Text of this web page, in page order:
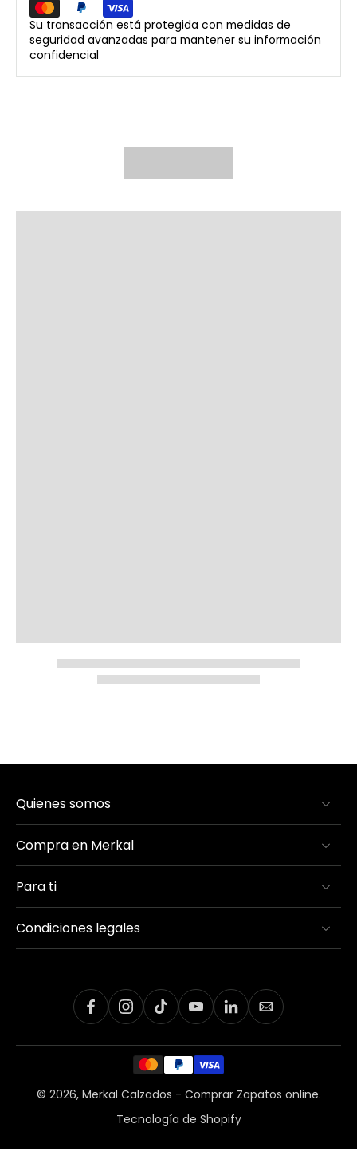
Su transacción está protegida con medidas de
seguridad avanzadas para mantener su información
confidencial
Quienes somos
Compra en Merkal
Para ti
Condiciones legales
© 2026, Merkal Calzados - Comprar Zapatos online.
Tecnología de Shopify